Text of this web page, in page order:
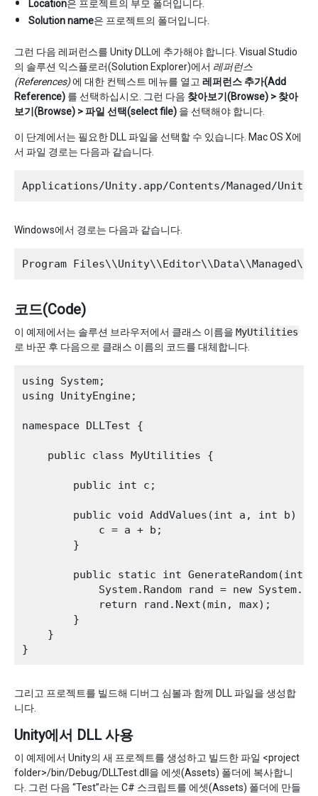
Location은 프로젝트의 부모 폴더입니다.
Solution name은 프로젝트의 폴더입니다.
그런 다음 레퍼런스를 Unity DLL에 추가해야 합니다. Visual Studio
의 솔루션 익스플로러(Solution Explorer)에서 레퍼런스
(References)에 대한 컨텍스트 메뉴를 열고 레퍼런스 추가(Add
Reference) 를 선택하십시오. 그런 다음 찾아보기(Browse) > 찾아
보기(Browse) > 파일 선택(select file) 을 선택해야 합니다.
이 단계에서는 필요한 DLL 파일을 선택할 수 있습니다. Mac OS X에
서 파일 경로는 다음과 같습니다.
Windows에서 경로는 다음과 같습니다.
코드(Code)
이 예제에서는 솔루션 브라우저에서 클래스 이름을 MyUtilities
로 바꾼 후 다음으로 클래스 이름의 코드를 대체합니다.
using System;
using UnityEngine;
namespace DLLTest {
    public class MyUtilities {
        public int c;
        public void AddValues(int a, int b) {
            c = a + b;
        }
public static int GenerateRandom(int
System.Random rand = new
            return rand.Next(min, max);
        }
    }
그리고 프로젝트를 빌드해 디버그 심볼과 함께 DLL 파일을 생성합
니다.
Unity에서 DLL 사용
이 예제에서 Unity의 새 프로젝트를 생성하고 빌드한 파일 <project
folder>/bin/Debug/DLLTest.dll을 에셋(Assets) 폴더에 복사합니
다. 그런 다음 “Test”라는 C# 스크립트를 에셋(Assets) 폴더에 만들